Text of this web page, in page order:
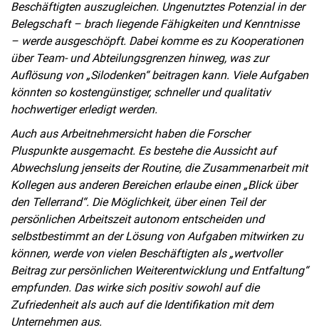
Beschäftigten auszugleichen. Ungenutztes Potenzial in der
Belegschaft – brach liegende Fähigkeiten und Kenntnisse
– werde ausgeschöpft. Dabei komme es zu Kooperationen
über Team- und Abteilungsgrenzen hinweg, was zur
Auflösung von „Silodenken“ beitragen kann. Viele Aufgaben
könnten so kostengünstiger, schneller und qualitativ
hochwertiger erledigt werden.
Auch aus Arbeitnehmersicht haben die Forscher
Pluspunkte ausgemacht. Es bestehe die Aussicht auf
Abwechslung jenseits der Routine, die Zusammenarbeit mit
Kollegen aus anderen Bereichen erlaube einen „Blick über
den Tellerrand“. Die Möglichkeit, über einen Teil der
persönlichen Arbeitszeit autonom entscheiden und
selbstbestimmt an der Lösung von Aufgaben mitwirken zu
können, werde von vielen Beschäftigten als „wertvoller
Beitrag zur persönlichen Weiterentwicklung und Entfaltung“
empfunden. Das wirke sich positiv sowohl auf die
Zufriedenheit als auch auf die Identifikation mit dem
Unternehmen aus.